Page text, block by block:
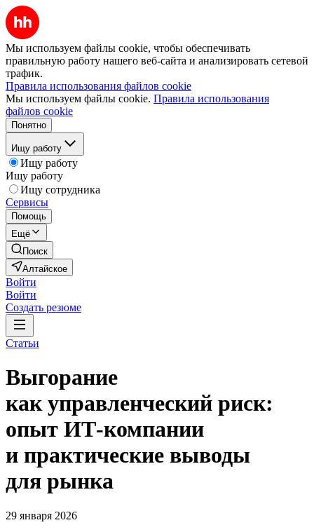
Мы используем файлы cookie, чтобы обеспечивать
правильную работу нашего веб-сайта и анализировать сетевой
трафик.
Правила использования файлов cookie
Мы используем файлы cookie. Правила использования
файлов cookie
Понятно
Ищу работу
Ищу работу
Ищу работу
Ищу сотрудника
Сервисы
Помощь
Ещё
Поиск
Алтайское
Войти
Войти
Создать резюме
Статьи
Выгорание
как управленческий риск:
опыт ИТ-компании
и практические выводы
для рынка
29 января 2026